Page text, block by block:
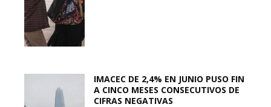
IMACEC DE 2,4% EN JUNIO PUSO FIN
A CINCO MESES CONSECUTIVOS DE
CIFRAS NEGATIVAS